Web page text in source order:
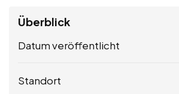
Überblick
Datum veröffentlicht
Standort